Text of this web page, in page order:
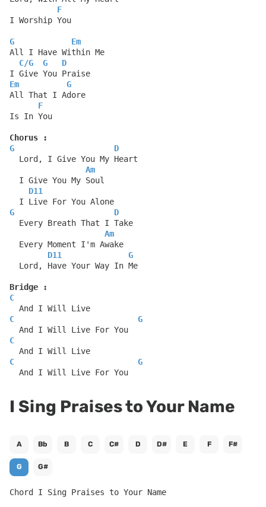
F
I Worship You
G
Em
All I Have Within Me
C/G G
D
I Give You Praise
Em
G
All That I Adore
F
Is In You
Chorus :
G
D
  Lord, I Give You My Heart
Am
  I Give You My Soul
D11
  I Live For You Alone
G
D
  Every Breath That I Take
Am
  Every Moment I'm Awake
D11
G
  Lord, Have Your Way In Me
Bridge :
C
  And I Will Live
C
G
  And I Will Live For You
C
  And I Will Live
C
G
  And I Will Live For You
I Sing Praises to Your Name
A Bb B C C# D D# E F F#
G G#
Chord I Sing Praises to Your Name